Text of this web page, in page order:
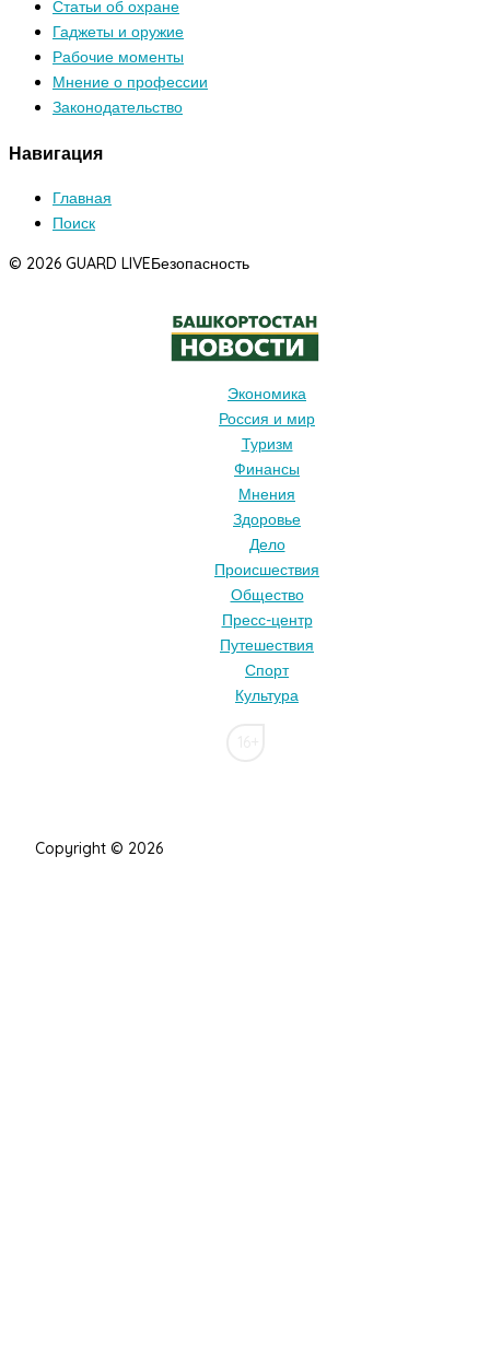
Статьи об охране
Гаджеты и оружие
Рабочие моменты
Мнение о профессии
Законодательство
Навигация
Главная
Поиск
© 2026 GUARD LIVEБезопасность
Экономика
Россия и мир
Туризм
Финансы
Мнения
Здоровье
Дело
Происшествия
Общество
Пресс-центр
Путешествия
Спорт
Культура
Copyright © 2026